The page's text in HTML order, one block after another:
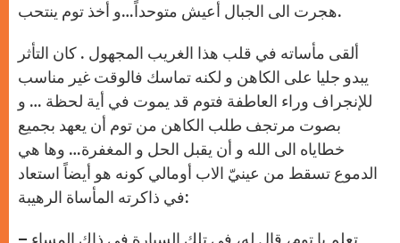
هجرت الى الجبال أعيش متوحداً…و أخذ توم ينتحب.
ألقى مأساته في قلب هذا الغريب المجهول . كان التأثر
يبدو جليا على الكاهن و لكنه تماسك فالوقت غير مناسب
للإنجراف وراء العاطفة فتوم قد يموت في أية لحظة … و
بصوت مرتجف طلب الكاهن من توم أن يعهد بجميع
خطاياه الى الله و أن يقبل الحل و المغفرة… وها هي
الدموع تسقط من عينيّ الاب أومالي كونه هو أيضاً استعاد
في ذاكرته المأساة الرهيبة:
– تعلم يا توم، قال له، في تلك السيارة في ذاك المساء